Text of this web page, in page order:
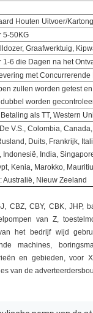
Houten Uitvoer/
5-50KG
Graafwerktuig,
1-6 die Dagen na het
met Concurrerende
zullen worden getest
worden
als TT, Western
V.S., Colombia,
Duits, Frankrijk,
Indonesië, India,
Kenia, Marokko,
Australië, Nieuw Zeeland
CBZ, CBY, CBK, JHP,
van Z,
het bedrijf wijd
machines,
en gebieden, voor
van de